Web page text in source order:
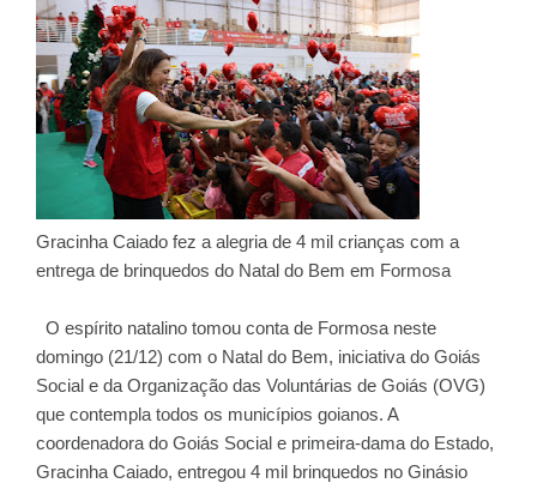
Gracinha Caiado fez a alegria de 4 mil crianças com a
entrega de brinquedos do Natal do Bem em Formosa
O espírito natalino tomou conta de Formosa neste
domingo (21/12) com o Natal do Bem, iniciativa do Goiás
Social e da Organização das Voluntárias de Goiás (OVG)
que contempla todos os municípios goianos. A
coordenadora do Goiás Social e primeira-dama do Estado,
Gracinha Caiado, entregou 4 mil brinquedos no Ginásio